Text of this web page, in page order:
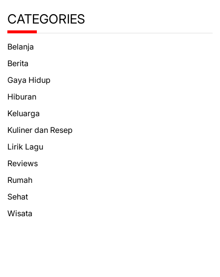
CATEGORIES
Belanja
Berita
Gaya Hidup
Hiburan
Keluarga
Kuliner dan Resep
Lirik Lagu
Reviews
Rumah
Sehat
Wisata